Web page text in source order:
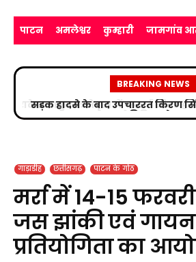
पाटन अमलेश्वर कुम्हारी जामगांव
BREAKING NEWS
सड़क हादसे के बाद उपचाररत किरण
विजय बघेल
गाड़ाडीह छत्तीसगढ़ पाटन के गोठ
मर्रा में 14-15
जस झांकी एवं गायन
प्रतियोगिता का